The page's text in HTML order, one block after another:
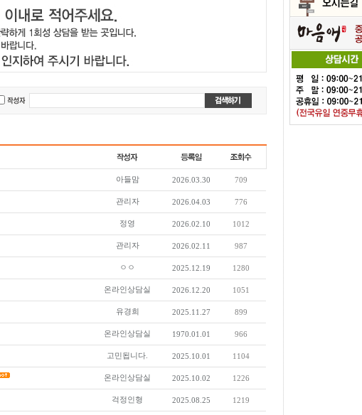
아들맘 2026.03.30 709
관리자 2026.04.03 776
정영 2026.02.10 1012
관리자 2026.02.11 987
ㅇㅇ 2025.12.19 1280
온라인상담실 2026.12.20 1051
유경희 2025.11.27 899
온라인상담실 1970.01.01 966
고민됩니다. 2025.10.01 1104
온라인상담실 2025.10.02 1226
걱정인형 2025.08.25 1219